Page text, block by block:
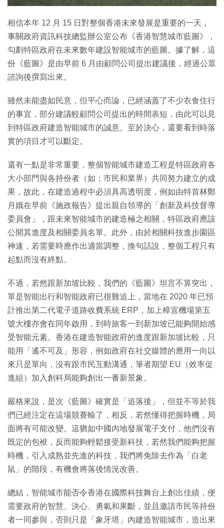
相信本年 12 月 15 日對整個香港未來發展是重要的一天，
事關政府資訊科技總監辦公室公布《香港智慧城市藍圖》，
勾劃特區政府在未來數年建設智能城市的藍圖。據了解，這
份《藍圖》是由早前 6 月由顧問公司提出建議後，經過公眾
諮詢後撰寫出來。
雖然未能盡如民意，但平心而論，已經涵蓋了不少衣食住行
的事宜，部分建議較顧問公司提出的時間表短，由此可以見
到特區政府建造智能城市的誠意。至於決心，還要看到時落
實的項目才可以斷定。
還有一點是非常重要，整個智能城市建造工程是特區政府各
大小部門與各持份者（如：市民和業界）共同努力建立的成
果，故此，在建造過程中必須具高透明度，例如由特首林鄭
月娥在早前《施政報告》提出親自領導的「創新及科技督導
委員會」，跟未來智能城市的建造極之相關，特區政府應該
公開其進度及相關委員名單。此外，由於相關科技進步園區
神速，若需要時應作出適當調整，換句話說，整個工程只有
起點而沒有終點。
不過，若然跟新加坡比較，我們的《藍圖》坦言不算突出，
單是智能出行和智能政府已很難追上，當地在 2020 年已預
計推出第二代電子道路收費系統 ERP，加上樟宜機場第五
號大樓亦會在同年啟用，到時旅客一到新加坡已能夠開始感
受智能元素。香港在建造智能政府的進度跟新加坡比較，只
能用「遙不可及」形容，例如政府在社交媒體的應用一向以
來只是單向，沒有跟市民互動溝通，筆者期望 EU（效率促
進組）加入創科局能夠創出一番新景象。
嚴格來說，是次《藍圖》確實是「追落後」，但並不等於我
們已經注定在這場競賽輸了，相反，若然懂得把握時機，局
面將有可能改變。這猶如中國內地發展電子支付，他們沒有
既定的包袱，反而能夠輕鬆接受新科技，若然我們能夠把握
時機，引入成熟並先進的科技，我們將免除去作為「白老
鼠」的階段，有機會將落後情況改善。
總結，智能城市能否令香港在國際科技舞台上創出佳績，便
需要政府的智慧、決心、勇氣和果斷，並且邀請市民等持份
者一同參與，否則只是「象牙塔」內建造智能城市，造出來